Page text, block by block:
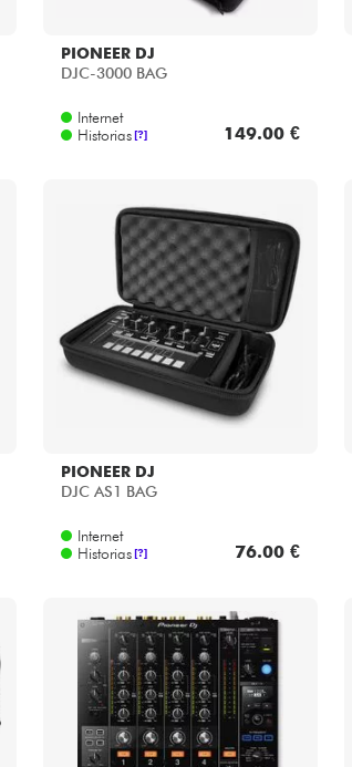
PIONEER DJ
DJC-3000 BAG
Internet
Historias[?] 149.00 €
PIONEER DJ
DJC AS1 BAG
Internet
Historias[?] 76.00 €